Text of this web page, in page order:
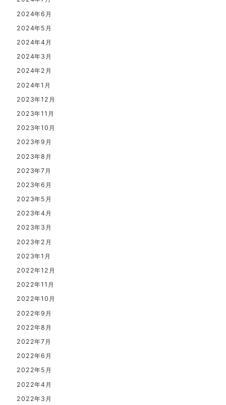
2024年6月
2024年5月
2024年4月
2024年3月
2024年2月
2024年1月
2023年12月
2023年11月
2023年10月
2023年9月
2023年8月
2023年7月
2023年6月
2023年5月
2023年4月
2023年3月
2023年2月
2023年1月
2022年12月
2022年11月
2022年10月
2022年9月
2022年8月
2022年7月
2022年6月
2022年5月
2022年4月
2022年3月